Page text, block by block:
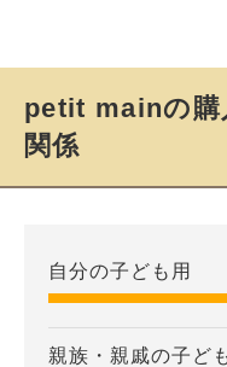
petit mainの購
関係
自分の子ども用
親族・親戚の子ど